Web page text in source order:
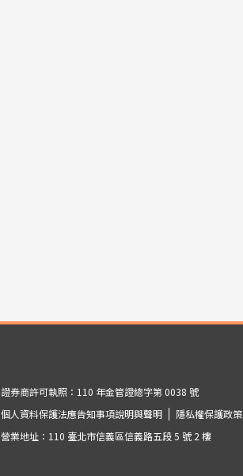
證券商許可執照：110 年金管證總字第 0038 號
個人資料保護法應告知事項說明與聲明
隱私權保護政策
營業地址：110 臺北市信義區信義路五段 5 號 2 樓